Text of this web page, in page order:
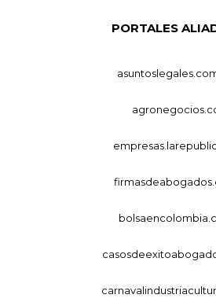
PORTALES